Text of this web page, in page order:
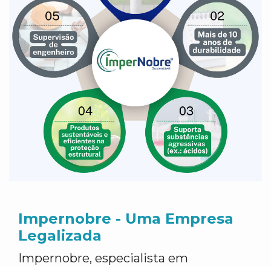
Impernobre - Uma Empresa
Legalizada
Impernobre, especialista em